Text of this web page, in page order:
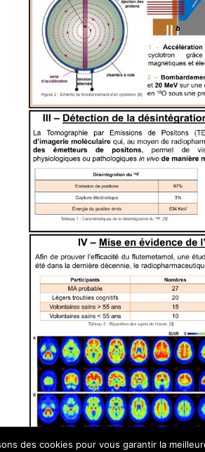
des cookies pour vous garantir la